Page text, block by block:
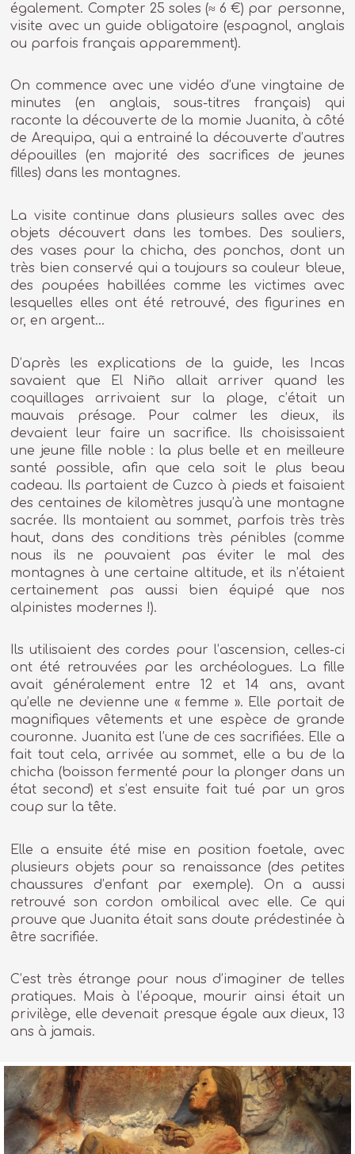
également. Compter 25 soles (≈ 6 €) par personne,
visite avec un guide obligatoire (espagnol, anglais
ou parfois français apparemment).
On commence avec une vidéo d’une vingtaine de
minutes (en anglais, sous-titres français) qui
raconte la découverte de la momie Juanita, à côté
de Arequipa, qui a entrainé la découverte d’autres
dépouilles (en majorité des sacrifices de jeunes
filles) dans les montagnes.
La visite continue dans plusieurs salles avec des
objets découvert dans les tombes. Des souliers,
des vases pour la chicha, des ponchos, dont un
très bien conservé qui a toujours sa couleur bleue,
des poupées habillées comme les victimes avec
lesquelles elles ont été retrouvé, des figurines en
or, en argent…
D’après les explications de la guide, les Incas
savaient que El Niño allait arriver quand les
coquillages arrivaient sur la plage, c’était un
mauvais présage. Pour calmer les dieux, ils
devaient leur faire un sacrifice. Ils choisissaient
une jeune fille noble : la plus belle et en meilleure
santé possible, afin que cela soit le plus beau
cadeau. Ils partaient de Cuzco à pieds et faisaient
des centaines de kilomètres jusqu’à une montagne
sacrée. Ils montaient au sommet, parfois très très
haut, dans des conditions très pénibles (comme
nous ils ne pouvaient pas éviter le mal des
montagnes à une certaine altitude, et ils n’étaient
certainement pas aussi bien équipé que nos
alpinistes modernes !).
Ils utilisaient des cordes pour l’ascension, celles-ci
ont été retrouvées par les archéologues. La fille
avait généralement entre 12 et 14 ans, avant
qu’elle ne devienne une « femme ». Elle portait de
magnifiques vêtements et une espèce de grande
couronne. Juanita est l’une de ces sacrifiées. Elle a
fait tout cela, arrivée au sommet, elle a bu de la
chicha (boisson fermenté pour la plonger dans un
état second) et s’est ensuite fait tué par un gros
coup sur la tête.
Elle a ensuite été mise en position foetale, avec
plusieurs objets pour sa renaissance (des petites
chaussures d’enfant par exemple). On a aussi
retrouvé son cordon ombilical avec elle. Ce qui
prouve que Juanita était sans doute prédestinée à
être sacrifiée.
C’est très étrange pour nous d’imaginer de telles
pratiques. Mais à l’époque, mourir ainsi était un
privilège, elle devenait presque égale aux dieux, 13
ans à jamais.